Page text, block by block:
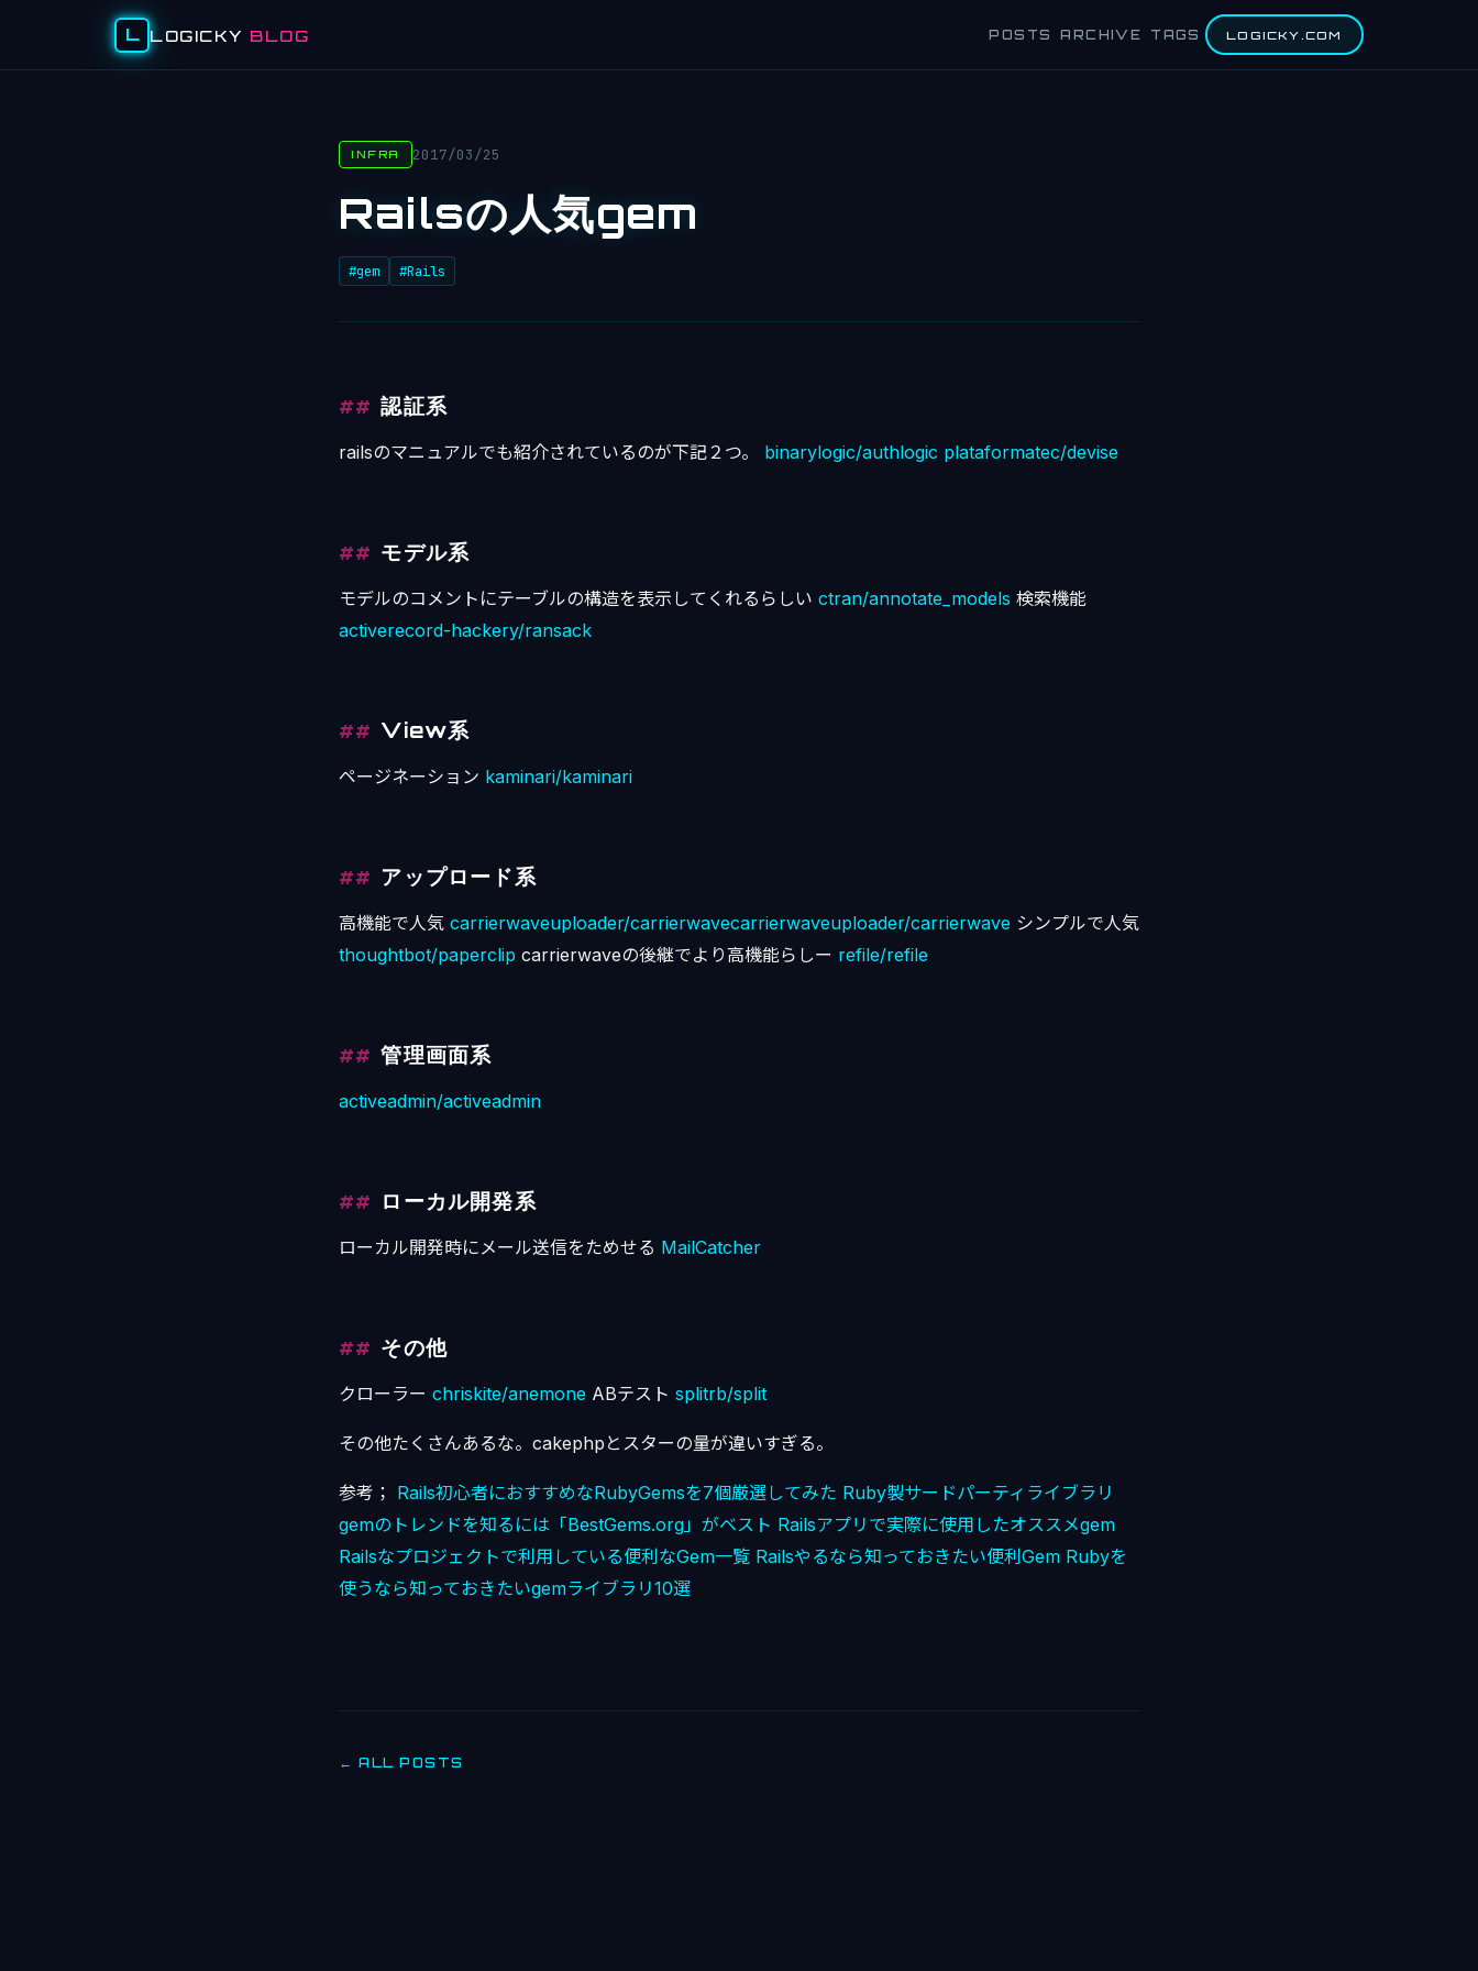
L LOGICKY BLOG POSTS ARCHIVE TAGS LOGICKY.COM
INFRA 2017/03/25
Railsの人気gem
#gem #Rails
認証系
railsのマニュアルでも紹介されているのが下記２つ。 binarylogic/authlogic plataformatec/devise
モデル系
モデルのコメントにテーブルの構造を表示してくれるらしい ctran/annotate_models 検索機能
activerecord-hackery/ransack
View系
ページネーション kaminari/kaminari
アップロード系
高機能で人気 carrierwaveuploader/carrierwavecarrierwaveuploader/carrierwave シンプルで人気
thoughtbot/paperclip carrierwaveの後継でより高機能らしー refile/refile
管理画面系
activeadmin/activeadmin
ローカル開発系
ローカル開発時にメール送信をためせる MailCatcher
その他
クローラー chriskite/anemone ABテスト splitrb/split
その他たくさんあるな。cakephpとスターの量が違いすぎる。
参考； Rails初心者におすすめなRubyGemsを7個厳選してみた Ruby製サードパーティライブラリ
gemのトレンドを知るには「BestGems.org」がベスト Railsアプリで実際に使用したオススメgem
Railsなプロジェクトで利用している便利なGem一覧 Railsやるなら知っておきたい便利Gem Rubyを
使うなら知っておきたいgemライブラリ10選
← ALL POSTS